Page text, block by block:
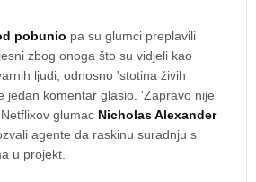
pobunio pa su glumci preplavili
zbog onoga što su vidjeli kao
ljudi, odnosno 'stotina živih
jedan komentar glasio. 'Zapravo nije
glumac Nicholas Alexander
agente da raskinu suradnju s
u projekt.